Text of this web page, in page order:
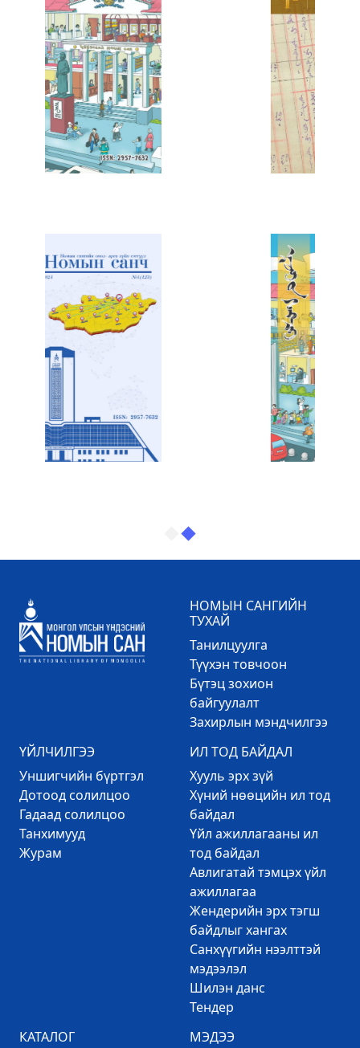
НОМЫН САНГИЙН
ТУХАЙ
Танилцуулга
Түүхэн товчоон
Бүтэц зохион
байгуулалт
Захирлын мэндчилгээ
ҮЙЛЧИЛГЭЭ
Уншигчийн бүртгэл
Дотоод солилцоо
Гадаад солилцоо
Танхимууд
Журам
ИЛ ТОД БАЙДАЛ
Хууль эрх зүй
Хүний нөөцийн ил тод
байдал
Үйл ажиллагааны ил
тод байдал
Авлигатай тэмцэх үйл
ажиллагаа
Жендерийн эрх тэгш
байдлыг хангах
Санхүүгийн нээлттэй
мэдээлэл
Шилэн данс
Тендер
КАТАЛОГ
МЭДЭЭ